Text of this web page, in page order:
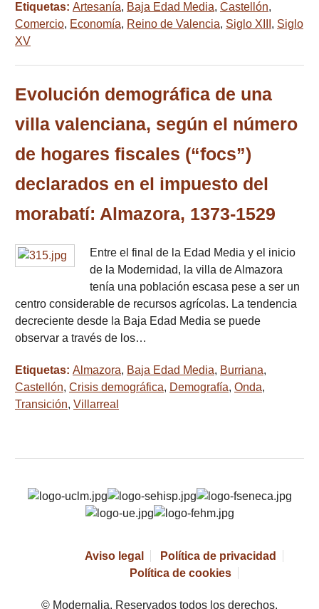
Etiquetas: Artesanía, Baja Edad Media, Castellón,
Comercio, Economía, Reino de Valencia, Siglo XIII , Siglo
XV
Evolución demográfica de una
villa valenciana, según el número
de hogares fiscales (“focs”)
declarados en el impuesto del
morabatí: Almazora, 1373-1529
Entre el final de la Edad Media y el inicio
de la Modernidad, la villa de Almazora
tenía una población escasa pese a ser un
centro considerable de recursos agrícolas. La tendencia
decreciente desde la Baja Edad Media se puede
observar a través de los…
Etiquetas: Almazora, Baja Edad Media, Burriana,
Castellón, Crisis demográfica, Demografía, Onda,
Transición, Villarreal
Aviso legal
Política de privacidad
Política de cookies
© Modernalia. Reservados todos los derechos.